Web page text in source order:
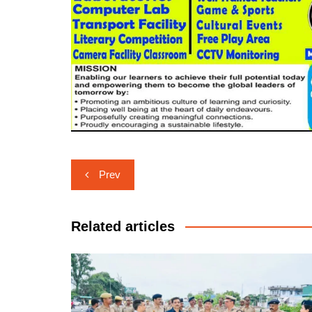
Post
navigation
Prev
Related articles